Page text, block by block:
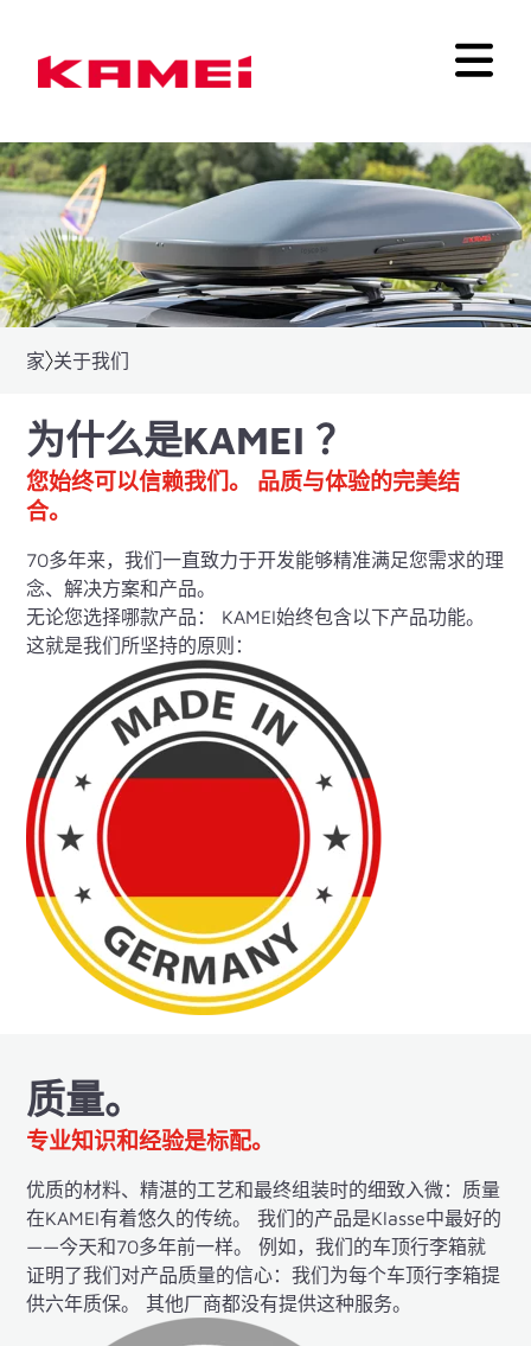
家 关于我们
为什么是KAMEI ？
您始终可以信赖我们。 品质与体验的完美结
合。
70多年来，我们一直致力于开发能够精准满足您需求的理
念、解决方案和产品。
无论您选择哪款产品： KAMEI始终包含以下产品功能。
这就是我们所坚持的原则：
质量。
专业知识和经验是标配。
优质的材料、精湛的工艺和最终组装时的细致入微：质量
在KAMEI有着悠久的传统。 我们的产品是Klasse中最好的
——今天和70多年前一样。 例如，我们的车顶行李箱就
证明了我们对产品质量的信心：我们为每个车顶行李箱提
供六年质保。 其他厂商都没有提供这种服务。